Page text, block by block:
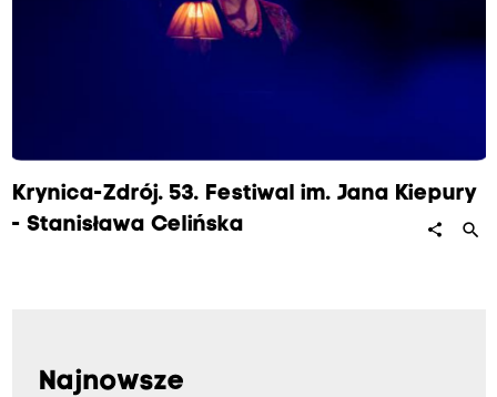
Krynica-Zdrój. 53. Festiwal im. Jana Kiepury
- Stanisława Celińska
share search
Najnowsze